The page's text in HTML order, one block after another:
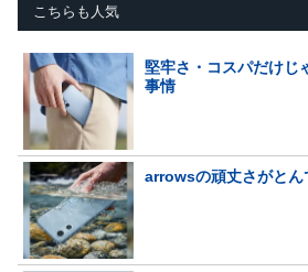
こちらも人気
堅牢さ・コスパだけじ
事情
arrowsの頑丈さがとん